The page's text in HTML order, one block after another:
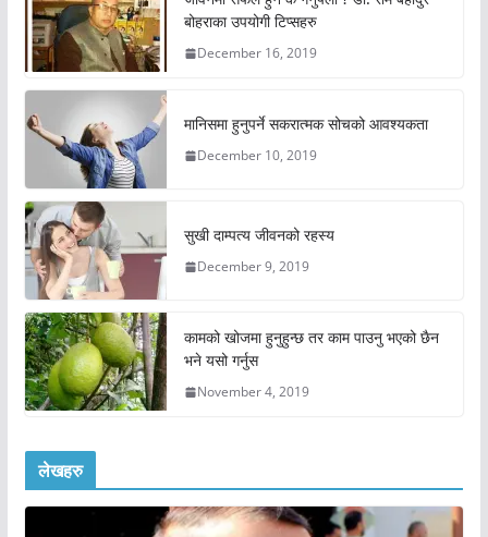
बोहराका उपयोगी टिप्सहरु
December 16, 2019
मानिसमा हुनुपर्ने सकरात्मक सोचको आवश्यकता
December 10, 2019
सुखी दाम्पत्य जीवनको रहस्य
December 9, 2019
कामको खोजमा हुनुहुन्छ तर काम पाउनु भएको छैन
भने यसो गर्नुस
November 4, 2019
लेखहरु